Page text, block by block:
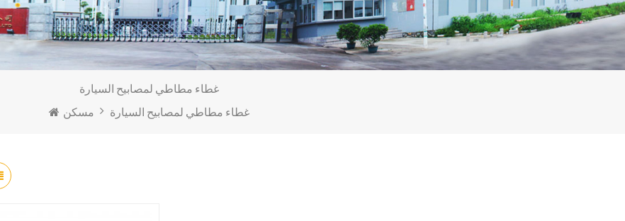
غطاء مطاطي لمصابيح السيارة
مسكن
غطاء مطاطي لمصابيح السيارة